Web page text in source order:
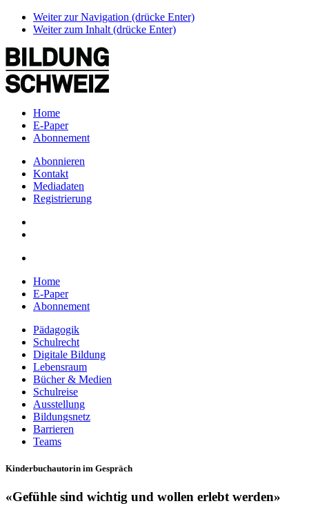
Weiter zur Navigation (drücke Enter)
Weiter zum Inhalt (drücke Enter)
Home
E-Paper
Abonnement
Abonnieren
Kontakt
Mediadaten
Registrierung
Home
E-Paper
Abonnement
Pädagogik
Schulrecht
Digitale Bildung
Lebensraum
Bücher & Medien
Schulreise
Ausstellung
Bildungsnetz
Barrieren
Teams
Kinderbuchautorin im Gespräch
«Gefühle sind wichtig und wollen erlebt werden»